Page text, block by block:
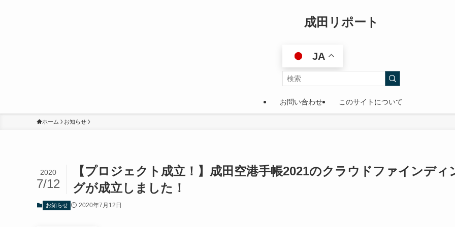
成田リポート
お問い合わせ このサイトについて
JA
ホーム お知らせ
【プロジェクト成立！】成田空港手帳2021のクラウドファインディ
グが成立しました！
2020
7/12
お知らせ 2020年7月12日